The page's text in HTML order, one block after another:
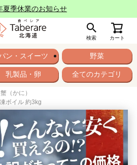
夏季休業のお知らせ
検索 カート
ン・スイーツ 野菜
乳製品・卵 全てのカテゴリ
蟹（かに）
ボイル 約3kg